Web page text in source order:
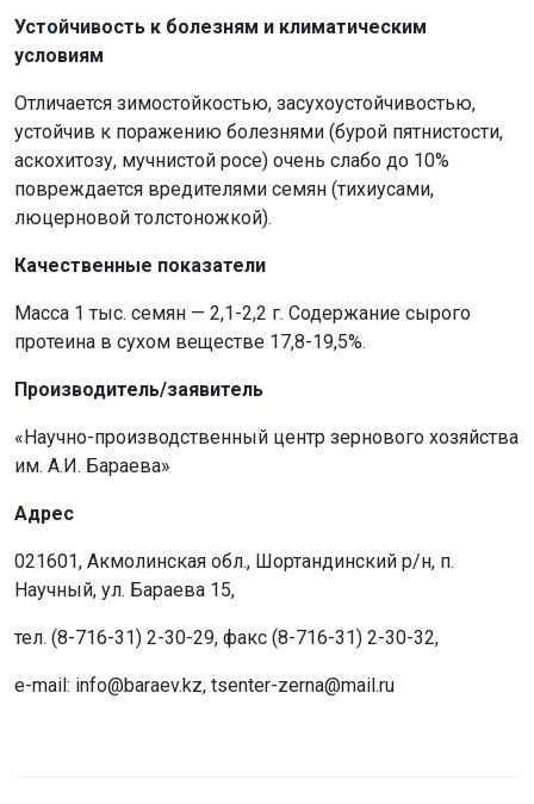
Устойчивость к болезням и климатическим
условиям
Отличается зимостойкостью, засухоустойчивостью,
устойчив к поражению болезнями (бурой пятнистости,
аскохитозу, мучнистой росе) очень слабо до 10%
повреждается вредителями семян (тихиусами,
люцерновой толстоножкой).
Качественные показатели
Масса 1 тыс. семян — 2,1-2,2 г. Содержание сырого
протеина в сухом веществе 17,8-19,5%.
Производитель/заявитель
«Научно-производственный центр зернового хозяйства
им. А.И. Бараева»
Адрес
021601, Акмолинская обл., Шортандинский р/н, п.
Научный, ул. Бараева 15,
тел. (8-716-31) 2-30-29, факс (8-716-31) 2-30-32,
e-mail: info@baraev.kz, tsenter-zerna@mail.ru